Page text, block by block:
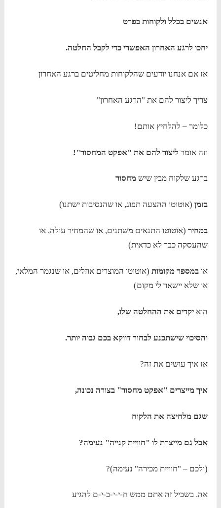
אנשים בכלל ולקוחות בפרט
יחכו לרגע האחרון האפשרי כדי לקבל החלטה.
אז אם אנחנו יודעים שהלקוחות מחליטים ברגע האחרון
צריך ליצור להם את "הרגע האחרון"
כלומר – להלחיץ אותם!
וזה אומר ליצור להם את "אפקט המחסור"!
ברגע שלקוח מבין שישמחסור
בזמן (אוטוטו ההצעה תפוג, או שהנסיבות ישתנו)
במחיר (אוטוטו התנאים משתנים, או שהמחיר עולה, או
שהעסקה כבר לא כדאית)
אובמספר מקומות (אוטוטו המוצרים אוזלים, או שנגמר המלאי,
או שלא יישאר לי מקום)
הואיקדים את ההחלטה שלו,
והסיכוי שישתכנע לבחור דווקא בכם גבוה יותר.
אז איך עושים את זה?
איך מייצרים "אפקט מחסור" בצורה נכונה,
שגם מלחיצה את הלקוח
אבל גם מייצרת לו "חוויית קנייה" נעימה?
(ולכם – "חוויית מכירה" נעימה)?
אה. בשביל זה אתם ממש ח-י-י-ב-י-ם להגיע